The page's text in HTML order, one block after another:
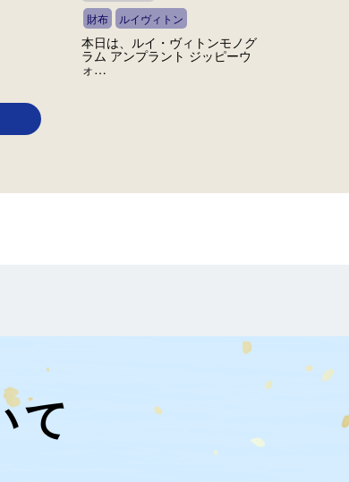
財布
ルイヴィトン
本日は、ルイ・ヴィトンモノグ
ラム アンプラント ジッピーウ
ォ…
て